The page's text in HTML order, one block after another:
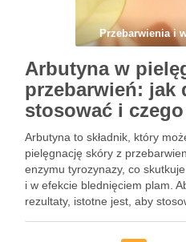
Przebarwienia i
Arbutyna w
przebarwień: jak
stosować i
Arbutyna to składnik, który
pielęgnację skóry z
enzymu tyrozynazy, co
i w efekcie blednięciem plam.
rezultaty, istotne jest, aby